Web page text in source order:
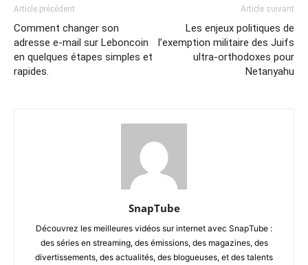
Article précédent
Comment changer son
adresse e-mail sur Leboncoin
en quelques étapes simples et
rapides.
Article suivant
Les enjeux politiques de
l’exemption militaire des Juifs
ultra-orthodoxes pour
Netanyahu
SnapTube
Découvrez les meilleures vidéos sur internet avec SnapTube :
des séries en streaming, des émissions, des magazines, des
divertissements, des actualités, des blogueuses, et des talents